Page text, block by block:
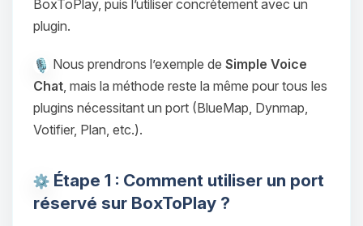
BoxToPlay, puis l’utiliser concrètement avec un
plugin.
Nous prendrons l’exemple de Simple Voice
Chat, mais la méthode reste la même pour tous les
plugins nécessitant un port (BlueMap, Dynmap,
Votifier, Plan, etc.).
Étape 1 : Comment utiliser un port
réservé sur BoxToPlay ?